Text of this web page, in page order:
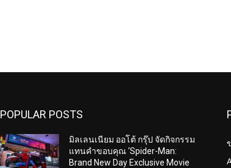
POPULAR POSTS
มิลเลนเนียม ออโต้ กรุ๊ป จัดกิจกรรม
แทนคำขอบคุณ ‘Spider-Man:
Brand New Day Exclusive Movie